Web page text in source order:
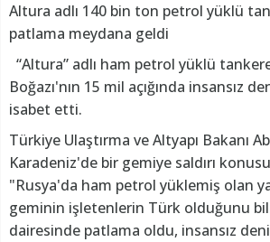
Altura adlı 140 bin ton petrol yüklü
patlama meydana geldi
“Altura” adlı ham petrol yüklü
Boğazı'nın 15 mil açığında insansız
isabet etti.
Türkiye Ulaştırma ve Altyapı Bakanı
Karadeniz'de bir gemiye saldırı
"Rusya'da ham petrol yüklemiş olan
geminin işletenlerin Türk olduğunu
dairesinde patlama oldu, insansız